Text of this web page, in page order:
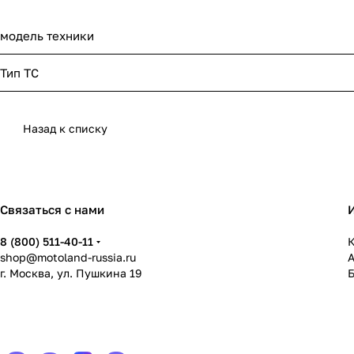
модель техники
Тип ТС
Назад к списку
Связаться с нами
8 (800) 511-40-11
shop@motoland-russia.ru
г. Москва, ул. Пушкина 19